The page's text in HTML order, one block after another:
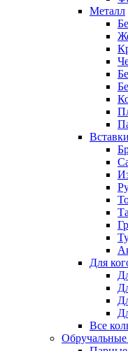
Металл
Вставки
Для
Все
Обручальные